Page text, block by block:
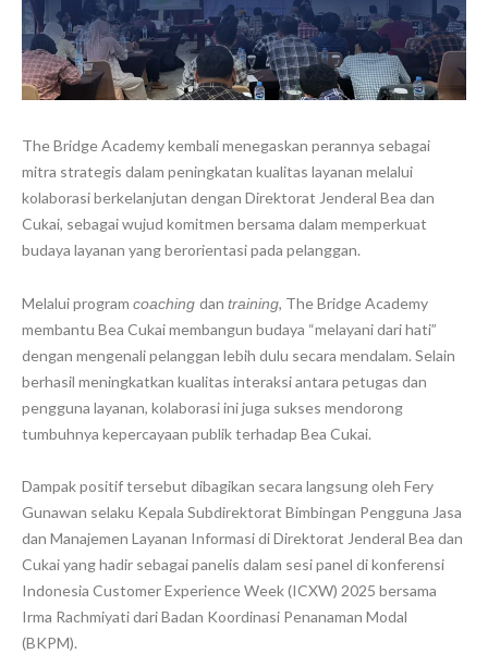
The Bridge Academy kembali menegaskan perannya sebagai
mitra strategis dalam peningkatan kualitas layanan melalui
kolaborasi berkelanjutan dengan Direktorat Jenderal Bea dan
Cukai, sebagai wujud komitmen bersama dalam memperkuat
budaya layanan yang berorientasi pada pelanggan.
Melalui program coaching dan training, The Bridge Academy
membantu Bea Cukai membangun budaya “melayani dari hati”
dengan mengenali pelanggan lebih dulu secara mendalam. Selain
berhasil meningkatkan kualitas interaksi antara petugas dan
pengguna layanan, kolaborasi ini juga sukses mendorong
tumbuhnya kepercayaan publik terhadap Bea Cukai.
Dampak positif tersebut dibagikan secara langsung oleh Fery
Gunawan selaku Kepala Subdirektorat Bimbingan Pengguna Jasa
dan Manajemen Layanan Informasi di Direktorat Jenderal Bea dan
Cukai yang hadir sebagai panelis dalam sesi panel di konferensi
Indonesia Customer Experience Week (ICXW) 2025 bersama
Irma Rachmiyati dari Badan Koordinasi Penanaman Modal
(BKPM).